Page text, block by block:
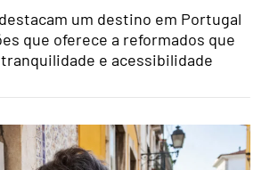
um destino em Portugal
que oferece a reformados que
e acessibilidade